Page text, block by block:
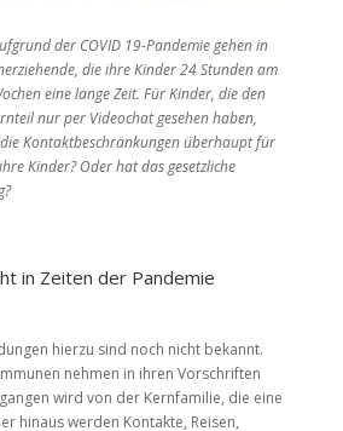
der COVID 19-Pandemie gehen in
die ihre Kinder 24 Stunden am
eine lange Zeit. Für Kinder, die den
nur per Videochat gesehen haben,
Kontaktbeschränkungen überhaupt für
Kinder? Oder hat das gesetzliche
in Zeiten der Pandemie
hierzu sind noch nicht bekannt.
nehmen in ihren Vorschriften
wird von der Kernfamilie, die eine
hinaus werden Kontakte, Reisen,